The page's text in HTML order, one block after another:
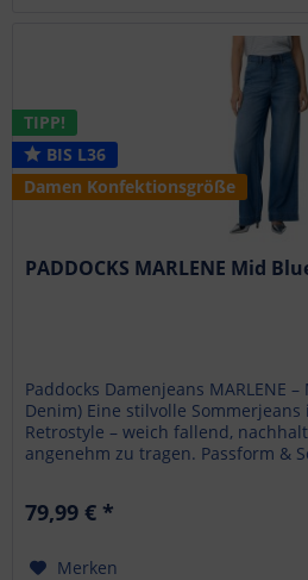
TIPP!
BIS L36
Damen Konfektionsgröße
PADDOCKS MARLENE Mid
Paddocks Damenjeans MARLENE
Denim) Eine stilvolle
Retrostyle – weich fallend,
angenehm zu tragen. Passform &
79,99 € *
Merken